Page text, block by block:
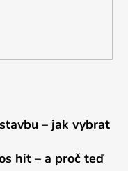
– jak vybrat
hit – a proč teď